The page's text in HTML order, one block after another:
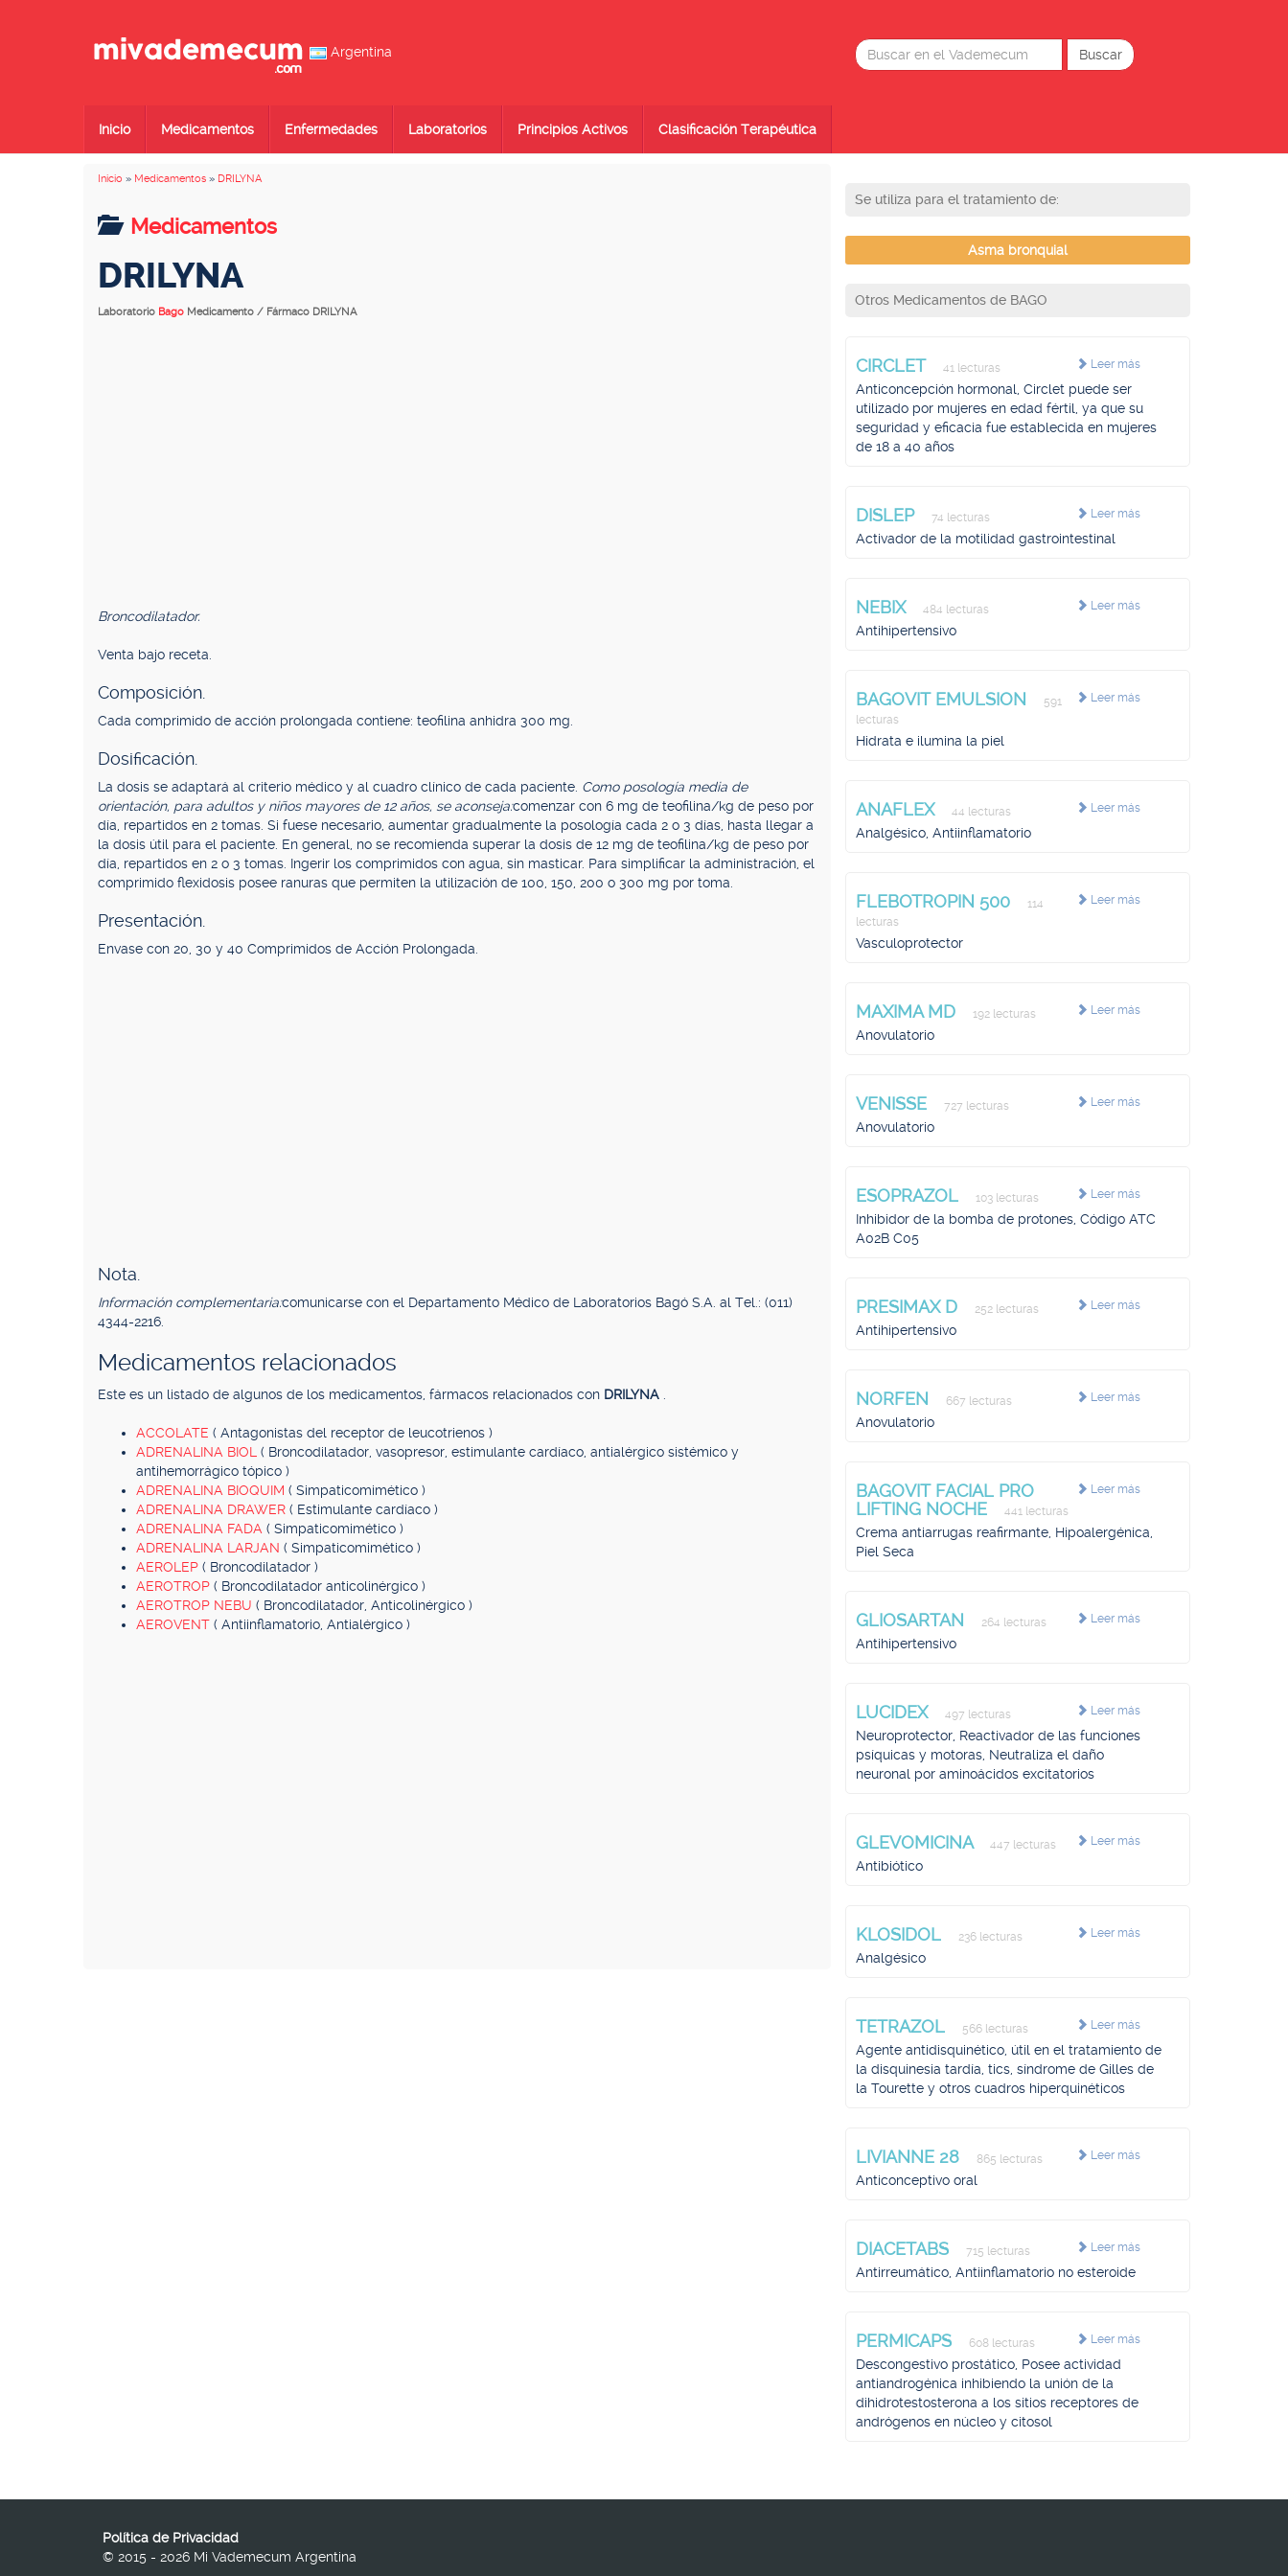
Argentina
Inicio Medicamentos Enfermedades Laboratorios Principios Activos Clasificación Terapéutica
Inicio » Medicamentos » DRILYNA
Medicamentos
DRILYNA
Laboratorio Bago Medicamento / Fármaco DRILYNA
Broncodilatador.
Venta bajo receta.
Composición.
Cada comprimido de acción prolongada contiene: teofilina anhidra 300 mg.
Dosificación.
La dosis se adaptará al criterio médico y al cuadro clínico de cada paciente. Como posología media de
orientación, para adultos y niños mayores de 12 años, se aconseja:comenzar con 6 mg de teofilina/kg de peso por
día, repartidos en 2 tomas. Si fuese necesario, aumentar gradualmente la posología cada 2 o 3 días, hasta llegar a
la dosis útil para el paciente. En general, no se recomienda superar la dosis de 12 mg de teofilina/kg de peso por
día, repartidos en 2 o 3 tomas. Ingerir los comprimidos con agua, sin masticar. Para simplificar la administración, el
comprimido flexidosis posee ranuras que permiten la utilización de 100, 150, 200 o 300 mg por toma.
Presentación.
Envase con 20, 30 y 40 Comprimidos de Acción Prolongada.
Nota.
Información complementaria:comunicarse con el Departamento Médico de Laboratorios Bagó S.A. al Tel.: (011)
4344-2216.
Medicamentos relacionados
Este es un listado de algunos de los medicamentos, fármacos relacionados con DRILYNA
ACCOLATE ( Antagonistas del receptor de leucotrienos )
ADRENALINA BIOL ( Broncodilatador, vasopresor, estimulante cardíaco, antialérgico sistémico y
antihemorrágico tópico )
ADRENALINA BIOQUIM ( Simpaticomimético )
ADRENALINA DRAWER ( Estimulante cardíaco )
ADRENALINA FADA ( Simpaticomimético )
ADRENALINA LARJAN ( Simpaticomimético )
AEROLEP ( Broncodilatador )
AEROTROP ( Broncodilatador anticolinérgico )
AEROTROP NEBU ( Broncodilatador, Anticolinérgico )
AEROVENT ( Antiinflamatorio, Antialérgico )
Se utiliza para el tratamiento de:
Asma bronquial
Otros Medicamentos de BAGO
Leer más
CIRCLET 41 lecturas
Anticoncepción hormonal, Circlet puede ser
utilizado por mujeres en edad fértil, ya que su
seguridad y eficacia fue establecida en mujeres
de 18 a 40 años
Leer más
DISLEP 74 lecturas
Activador de la motilidad gastrointestinal
Leer más
NEBIX 484 lecturas
Antihipertensivo
Leer más
BAGOVIT EMULSION
591
lecturas
Hidrata e ilumina la piel
Leer más
ANAFLEX 44 lecturas
Analgésico, Antiinflamatorio
Leer más
FLEBOTROPIN 500
114
lecturas
Vasculoprotector
Leer más
MAXIMA MD 192 lecturas
Anovulatorio
Leer más
VENISSE 727 lecturas
Anovulatorio
Leer más
ESOPRAZOL 103 lecturas
Inhibidor de la bomba de protones, Código ATC
A02B C05
Leer más
PRESIMAX D 252 lecturas
Antihipertensivo
Leer más
NORFEN 667 lecturas
Anovulatorio
Leer más
BAGOVIT FACIAL PRO
LIFTING NOCHE
441 lecturas
Crema antiarrugas reafirmante, Hipoalergénica,
Piel Seca
Leer más
GLIOSARTAN 264 lecturas
Antihipertensivo
Leer más
LUCIDEX 497 lecturas
Neuroprotector, Reactivador de las funciones
psíquicas y motoras, Neutraliza el daño
neuronal por aminoácidos excitatorios
Leer más
GLEVOMICINA 447 lecturas
Antibiótico
Leer más
KLOSIDOL 236 lecturas
Analgésico
Leer más
TETRAZOL 566 lecturas
Agente antidisquinético, útil en el tratamiento de
la disquinesia tardía, tics, síndrome de Gilles de
la Tourette y otros cuadros hiperquinéticos
Leer más
LIVIANNE 28 865 lecturas
Anticonceptivo oral
Leer más
DIACETABS 715 lecturas
Antirreumático, Antiinflamatorio no esteroide
Leer más
PERMICAPS 608 lecturas
Descongestivo prostático, Posee actividad
antiandrogénica inhibiendo la unión de la
dihidrotestosterona a los sitios receptores de
andrógenos en núcleo y citosol
Política de Privacidad
© 2015 - 2026 Mi Vademecum Argentina